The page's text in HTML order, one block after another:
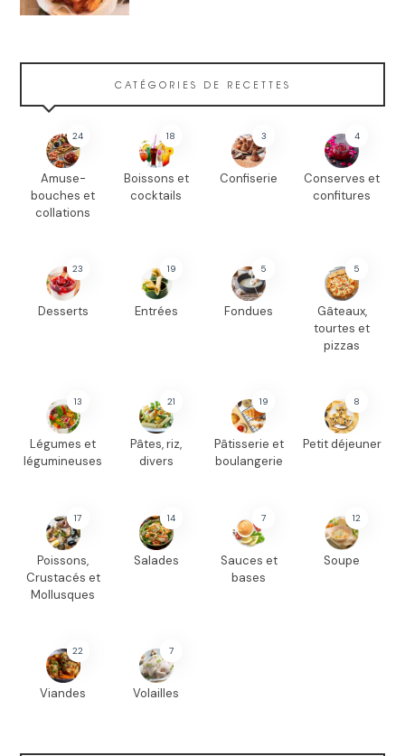
CATÉGORIES DE RECETTES
24
Amuse-
bouches et
collations
18
Boissons et
cocktails
3
Confiserie
4
Conserves et
confitures
23
Desserts
19
Entrées
5
Fondues
5
Gâteaux,
tourtes et
pizzas
13
Légumes et
légumineuses
21
Pâtes, riz,
divers
19
Pâtisserie et
boulangerie
8
Petit déjeuner
17
Poissons,
Crustacés et
Mollusques
14
Salades
7
Sauces et
bases
12
Soupe
22
Viandes
7
Volailles